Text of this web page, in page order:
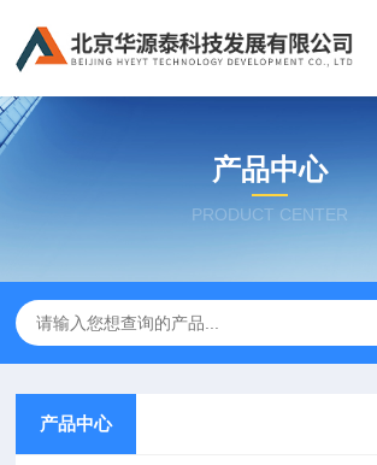
产品中心
PRODUCT CENTER
产品中心